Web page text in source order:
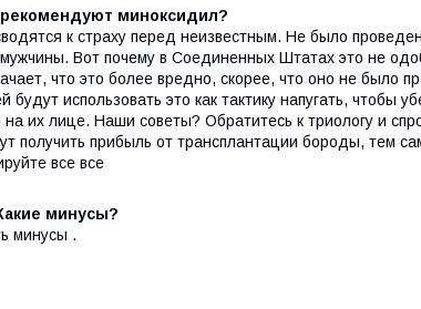
миноксидил?
к страху перед неизвестным. Не было
Вот почему в Соединенных Штатах это не
что это более вредно, скорее, что оно не было
использовать это как тактику напугать, чтобы
на их лице. Наши советы? Обратитесь к триологу и
получить прибыль от трансплантации бороды, тем
все все
минусы?
минусы .